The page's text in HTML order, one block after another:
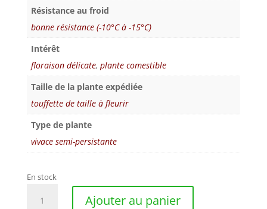
Résistance au froid
bonne résistance (-10°C à -15°C)
Intérêt
floraison délicate, plante comestible
Taille de la plante expédiée
touffette de taille à fleurir
Type de plante
vivace semi-persistante
En stock
Ajouter au panier